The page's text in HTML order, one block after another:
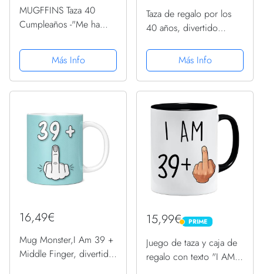
MUGFFINS Taza 40
Cumpleaños -"Me ha
ser increíble y casi
perfecto - Regalos
Desayuno Feliz
Cumpleaños
Más Info
Taza de regalo por los
40 años, divertido
hombres, taza de café,
ideal como broma para
adultos que cumplen 40
Más Info
16,49€
Mug Monster,I Am 39 +
Middle Finger, divertida
15,99€ PRIME
PRIME
Juego de taza y caja de
regalo con texto "I AM